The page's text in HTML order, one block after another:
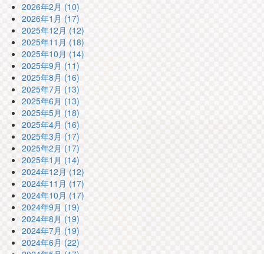
2026年2月 (10)
2026年1月 (17)
2025年12月 (12)
2025年11月 (18)
2025年10月 (14)
2025年9月 (11)
2025年8月 (16)
2025年7月 (13)
2025年6月 (13)
2025年5月 (18)
2025年4月 (16)
2025年3月 (17)
2025年2月 (17)
2025年1月 (14)
2024年12月 (12)
2024年11月 (17)
2024年10月 (17)
2024年9月 (19)
2024年8月 (19)
2024年7月 (19)
2024年6月 (22)